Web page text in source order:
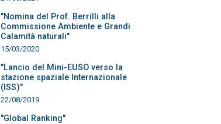
"Nomina del Prof. Berrilli alla
Commissione Ambiente e Grandi
Calamità naturali"
15/03/2020
"Lancio del Mini-EUSO verso la
stazione spaziale Internazionale
(ISS)"
22/08/2019
"Global Ranking"